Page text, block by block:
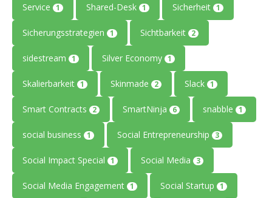
Service 1 Shared-Desk 1 Sicherheit 1
Sicherungsstrategien 1 Sichtbarkeit 2
sidestream 1 Silver Economy 1
Skalierbarkeit 1 Skinmade 2 Slack 1
Smart Contracts 2 SmartNinja 6 snabble 1
social business 1 Social Entrepreneurship 3
Social Impact Special 1 Social Media 3
Social Media Engagement 1 Social Startup 1